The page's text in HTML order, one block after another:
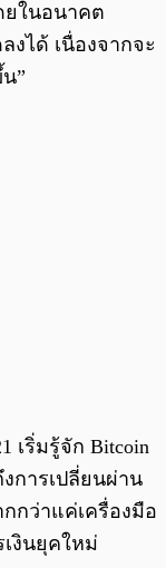
ยในอนาคต
ได้ เนื่องจากจะ
”
เริ่มรู้จัก Bitcoin
การเปลี่ยนผ่าน
กว่าแค่เครื่องมือ
งินยุคใหม่